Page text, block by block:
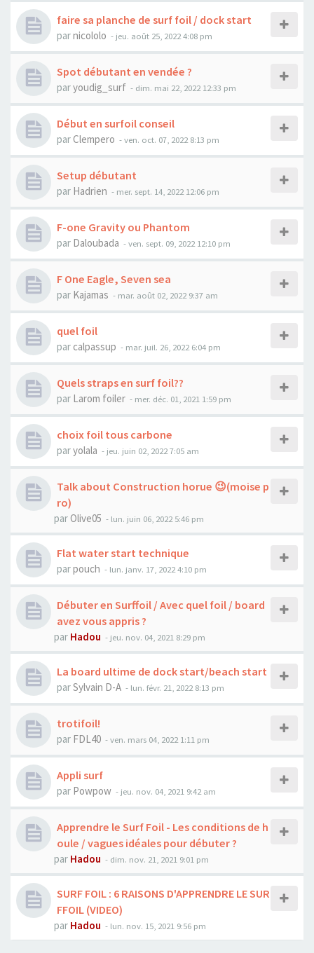
faire sa planche de surf foil / dock start
parnicololo - jeu. août 25, 2022 4:08 pm
Spot débutant en vendée ?
paryoudig_surf - dim. mai 22, 2022 12:33 pm
Début en surfoil conseil
parClempero -ven. oct. 07, 2022 8:13 pm
Setup débutant
par Hadrien - mer. sept. 14, 2022 12:06 pm
F-one Gravity ou Phantom
par Daloubada -ven. sept. 09, 2022 12:10 pm
F One Eagle, Seven sea
par Kajamas - mar. août 02, 2022 9:37 am
quel foil
par calpassup - mar. juil. 26, 2022 6:04 pm
Quels straps en surf foil??
par Larom foiler - mer. déc. 01, 2021 1:59 pm
choix foil tous carbone
paryolala - jeu. juin 02, 2022 7:05 am
Talk about Construction horue 😉(moise p
ro)
par Olive05 - lun. juin 06, 2022 5:46 pm
Flat water start technique
parpouch - lun. janv. 17, 2022 4:10 pm
Débuter en Surffoil / Avec quel foil / board
avez vous appris ?
par Hadou - jeu. nov. 04, 2021 8:29 pm
La board ultime de dock start/beach start
parSylvain D-A - lun. févr. 21, 2022 8:13 pm
trotifoil!
par FDL40 -ven. mars 04, 2022 1:11 pm
Appli surf
par Powpow - jeu. nov. 04, 2021 9:42 am
Apprendre le Surf Foil - Les conditions de h
oule / vagues idéales pour débuter ?
par Hadou - dim. nov. 21, 2021 9:01 pm
SURF FOIL : 6 RAISONS D'APPRENDRE LE SUR
FFOIL (VIDEO)
par Hadou - lun. nov. 15, 2021 9:56 pm